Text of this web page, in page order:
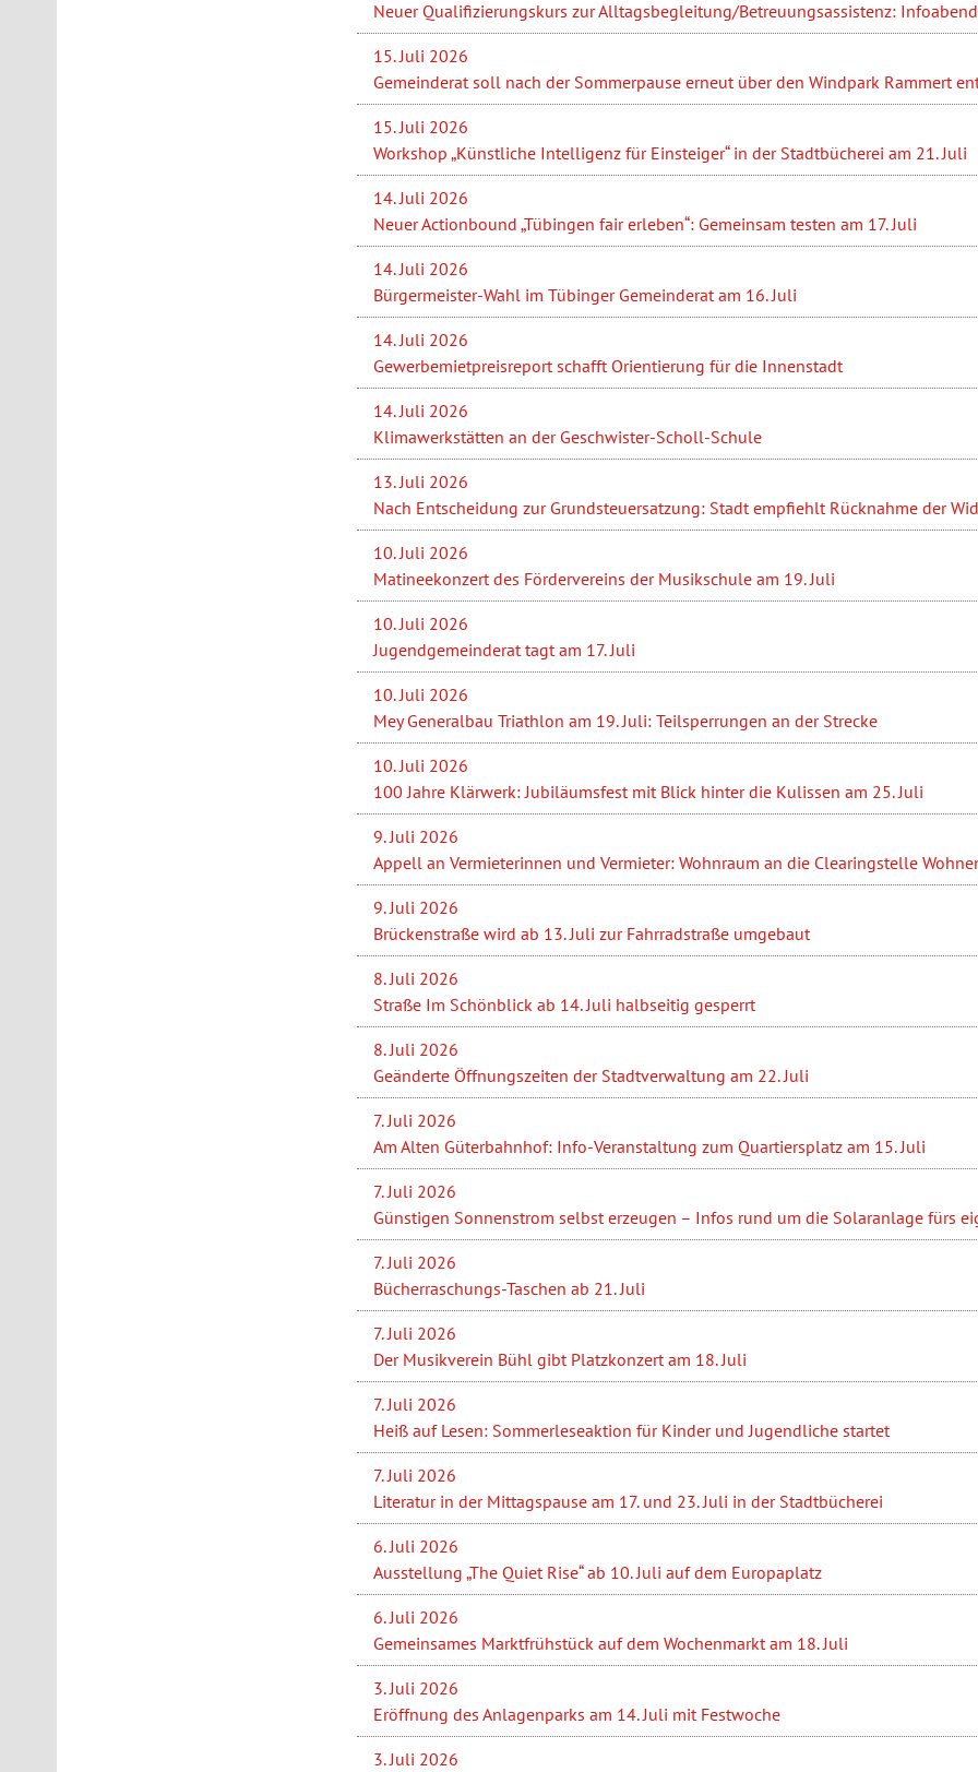
Neuer Qualifizierungskurs zur Alltagsbegleitung/Betreuungsassistenz:
15. Juli 2026
Gemeinderat soll nach der Sommerpause erneut über den Windpark Rammert
15. Juli 2026
Workshop „Künstliche Intelligenz für Einsteiger“ in der Stadtbücherei am 21. Juli
14. Juli 2026
Neuer Actionbound „Tübingen fair erleben“: Gemeinsam testen am 17. Juli
14. Juli 2026
Bürgermeister-Wahl im Tübinger Gemeinderat am 16. Juli
14. Juli 2026
Gewerbemietpreisreport schafft Orientierung für die Innenstadt
14. Juli 2026
Klimawerkstätten an der Geschwister-Scholl-Schule
13. Juli 2026
Nach Entscheidung zur Grundsteuersatzung: Stadt empfiehlt Rücknahme der
10. Juli 2026
Matineekonzert des Fördervereins der Musikschule am 19. Juli
10. Juli 2026
Jugendgemeinderat tagt am 17. Juli
10. Juli 2026
Mey Generalbau Triathlon am 19. Juli: Teilsperrungen an der Strecke
10. Juli 2026
100 Jahre Klärwerk: Jubiläumsfest mit Blick hinter die Kulissen am 25. Juli
9. Juli 2026
Appell an Vermieterinnen und Vermieter: Wohnraum an die Clearingstelle
9. Juli 2026
Brückenstraße wird ab 13. Juli zur Fahrradstraße umgebaut
8. Juli 2026
Straße Im Schönblick ab 14. Juli halbseitig gesperrt
8. Juli 2026
Geänderte Öffnungszeiten der Stadtverwaltung am 22. Juli
7. Juli 2026
Am Alten Güterbahnhof: Info-Veranstaltung zum Quartiersplatz am 15. Juli
7. Juli 2026
Günstigen Sonnenstrom selbst erzeugen – Infos rund um die Solaranlage fürs
7. Juli 2026
Bücherraschungs-Taschen ab 21. Juli
7. Juli 2026
Der Musikverein Bühl gibt Platzkonzert am 18. Juli
7. Juli 2026
Heiß auf Lesen: Sommerleseaktion für Kinder und Jugendliche startet
7. Juli 2026
Literatur in der Mittagspause am 17. und 23. Juli in der Stadtbücherei
6. Juli 2026
Ausstellung „The Quiet Rise“ ab 10. Juli auf dem Europaplatz
6. Juli 2026
Gemeinsames Marktfrühstück auf dem Wochenmarkt am 18. Juli
3. Juli 2026
Eröffnung des Anlagenparks am 14. Juli mit Festwoche
3. Juli 2026